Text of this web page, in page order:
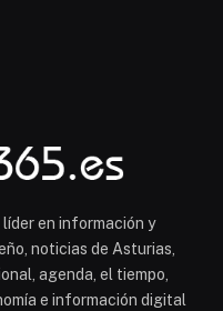
en información y
noticias de Asturias,
agenda, el tiempo,
e información digital